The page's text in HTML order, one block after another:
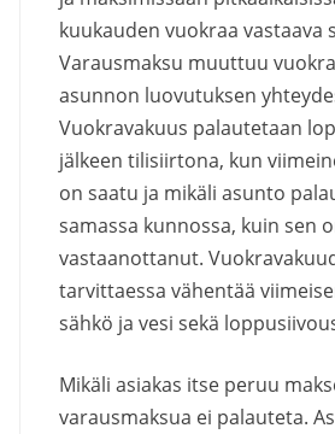
kuukauden vuokraa vastaava
Varausmaksu muuttuu
asunnon luovutuksen
Vuokravakuus palautetaan
jälkeen tilisiirtona, kun
on saatu ja mikäli asunto
samassa kunnossa, kuin sen
vastaanottanut.
tarvittaessa vähentää
sähkö ja vesi sekä
Mikäli asiakas itse peruu
varausmaksua ei palauteta.